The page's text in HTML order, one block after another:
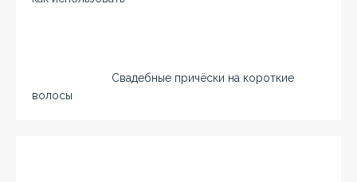
Свадебные причёски на короткие
волосы